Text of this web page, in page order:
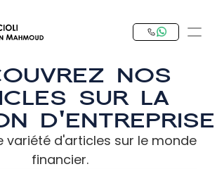
nos
sur la
d'entreprise
variété d'articles sur le monde
financier.